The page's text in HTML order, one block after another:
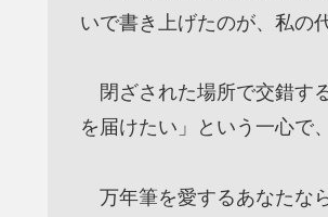
いで書き上げたのが、私の
閉ざされた場所で交錯す
を届けたい」という一心で
万年筆を愛するあなたな